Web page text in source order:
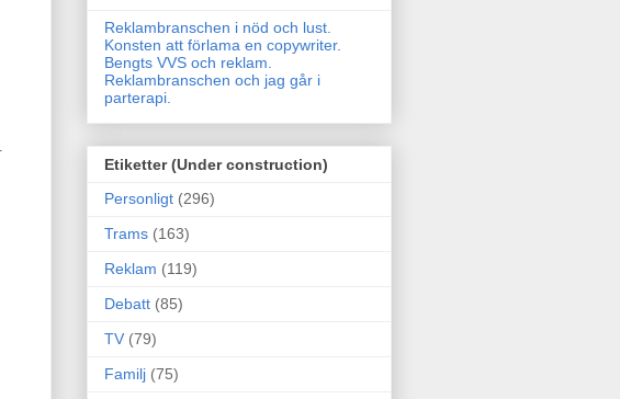
Reklambranschen i nöd och lust.
Konsten att förlama en copywriter.
Bengts VVS och reklam.
Reklambranschen och jag går i
parterapi.
Etiketter (Under construction)
Personligt (296)
Trams (163)
Reklam (119)
Debatt (85)
TV (79)
Familj (75)